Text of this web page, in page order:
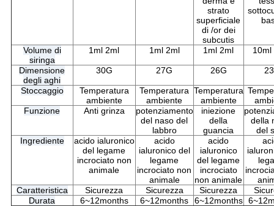
strato
superficiale
di /or dei
subcutis
Volume di
siringa
1ml 2ml 1ml 2ml 1ml 2ml 10ml
Dimensione
degli aghi
30G 27G 26G
Stoccaggio
Temperatura
ambiente
Temperatura
ambiente
Temperatura
ambiente
Funzione
Anti grinza
potenziamento
del naso del
labbro
iniezione
della
guancia
della
del
Ingrediente
acido ialuronico
del legame
incrociato non
animale
acido
ialuronico del
legame
incrociato non
animale
acido
ialuronico
del legame
incrociato
non animale
Caratteristica
Sicurezza Sicurezza Sicurezza
Durata
6~12months 6~12months 6~12months